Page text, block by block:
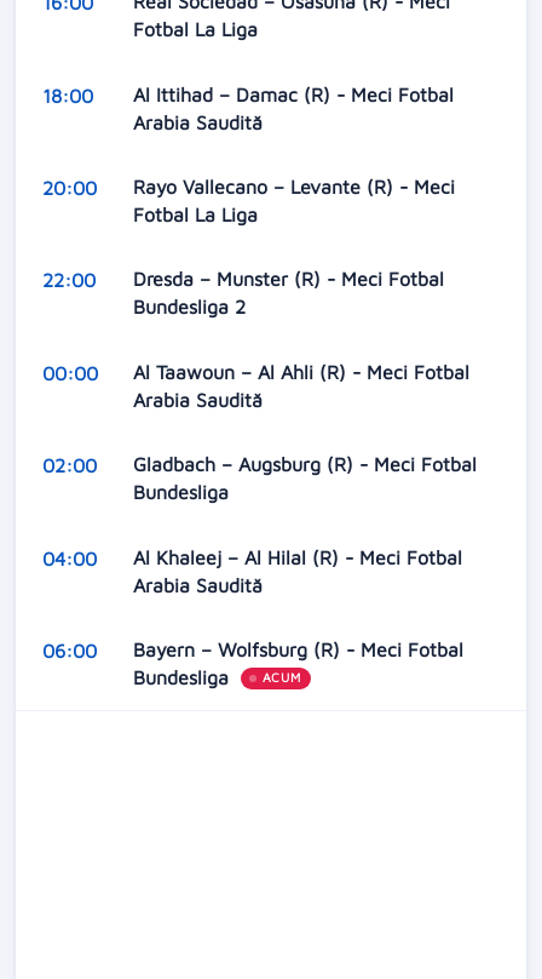
Fotbal La Liga
18:00
Al Ittihad – Damac (R) - Meci Fotbal
Arabia Saudită
20:00
Rayo Vallecano – Levante (R) - Meci
Fotbal La Liga
22:00
Dresda – Munster (R) - Meci Fotbal
Bundesliga 2
00:00
Al Taawoun – Al Ahli (R) - Meci Fotbal
Arabia Saudită
02:00
Gladbach – Augsburg (R) - Meci Fotbal
Bundesliga
04:00
Al Khaleej – Al Hilal (R) - Meci Fotbal
Arabia Saudită
06:00
Bayern – Wolfsburg (R) - Meci Fotbal
Bundesliga
ACUM